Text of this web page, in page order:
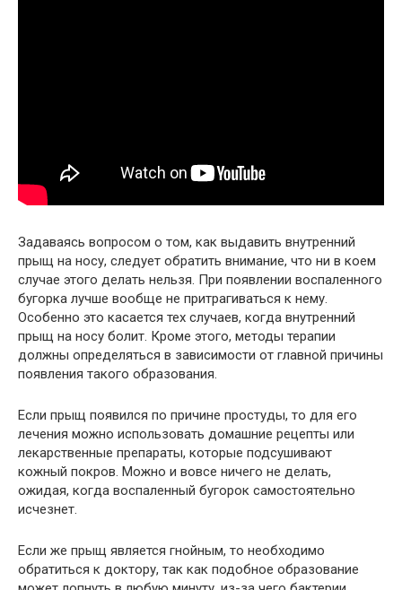
Задаваясь вопросом о том, как выдавить внутренний
прыщ на носу, следует обратить внимание, что ни в коем
случае этого делать нельзя. При появлении воспаленного
бугорка лучше вообще не притрагиваться к нему.
Особенно это касается тех случаев, когда внутренний
прыщ на носу болит. Кроме этого, методы терапии
должны определяться в зависимости от главной причины
появления такого образования.
Если прыщ появился по причине простуды, то для его
лечения можно использовать домашние рецепты или
лекарственные препараты, которые подсушивают
кожный покров. Можно и вовсе ничего не делать,
ожидая, когда воспаленный бугорок самостоятельно
исчезнет.
Если же прыщ является гнойным, то необходимо
обратиться к доктору, так как подобное образование